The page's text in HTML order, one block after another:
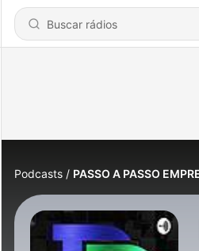
Podcasts PASSO A PASSO